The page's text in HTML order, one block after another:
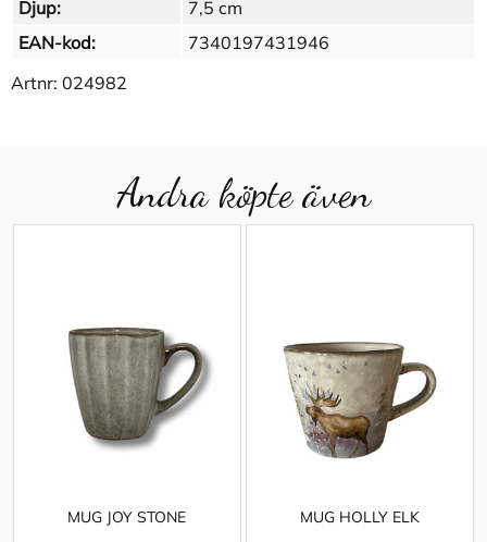
Djup:
7,5 cm
EAN-kod:
7340197431946
Artnr: 024982
Andra köpte även
MUG JOY STONE MUG HOLLY ELK